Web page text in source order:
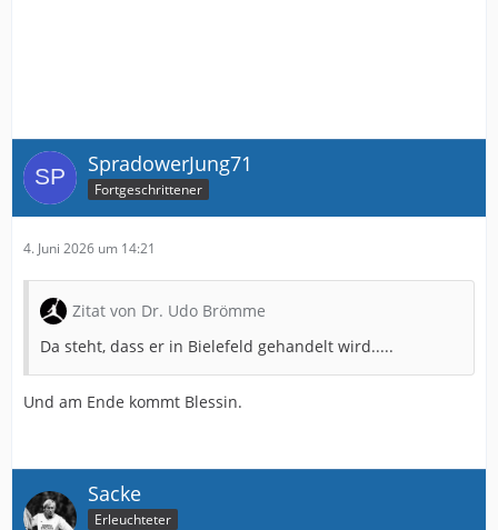
SpradowerJung71
Fortgeschrittener
4. Juni 2026 um 14:21
Zitat von Dr. Udo Brömme
Da steht, dass er in Bielefeld gehandelt wird.....
Und am Ende kommt Blessin.
Sacke
Erleuchteter